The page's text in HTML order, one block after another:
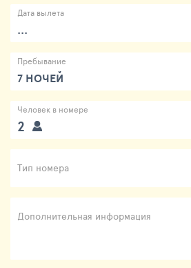
Дата вылета
...
Пребывание
7 НОЧЕЙ
Человек в номере
2
Тип номера
Дополнительная информация